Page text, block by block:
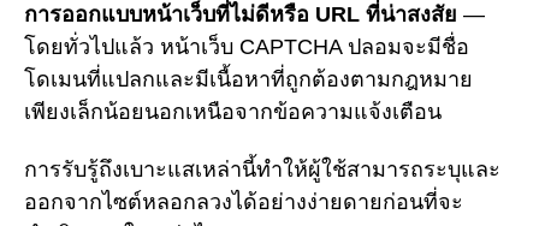
การออกแบบหน้าเว็บที่ไม่ดีหรือ URL ที่น่าสงสัย —
โดยทั่วไปแล้ว หน้าเว็บ CAPTCHA ปลอมจะมีชื่อ
โดเมนที่แปลกและมีเนื้อหาที่ถูกต้องตามกฎหมาย
เพียงเล็กน้อยนอกเหนือจากข้อความแจ้งเตือน
การรับรู้ถึงเบาะแสเหล่านี้ทำให้ผู้ใช้สามารถระบุและ
ออกจากไซต์หลอกลวงได้อย่างง่ายดายก่อนที่จะ